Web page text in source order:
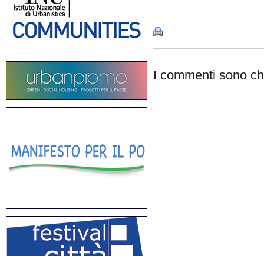
I commenti sono